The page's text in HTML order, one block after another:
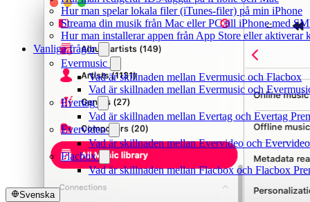
Hur man spelar lokala filer (iTunes-filer) på min iPhone
Streama din musik från Mac eller PC till iPhone med
Hur man installerar appen från App Store eller aktiverar
Vanliga frågor
Evermusic
Vad är skillnaden mellan Evermusic och Flacbox
Vad är skillnaden mellan Evermusic och
Evertag
Vad är skillnaden mellan Evertag och Evertag
Evervideo
Vad är skillnaden mellan Evervideo och
Flacbox
Vad är skillnaden mellan Flacbox och Flacbox
Svenska